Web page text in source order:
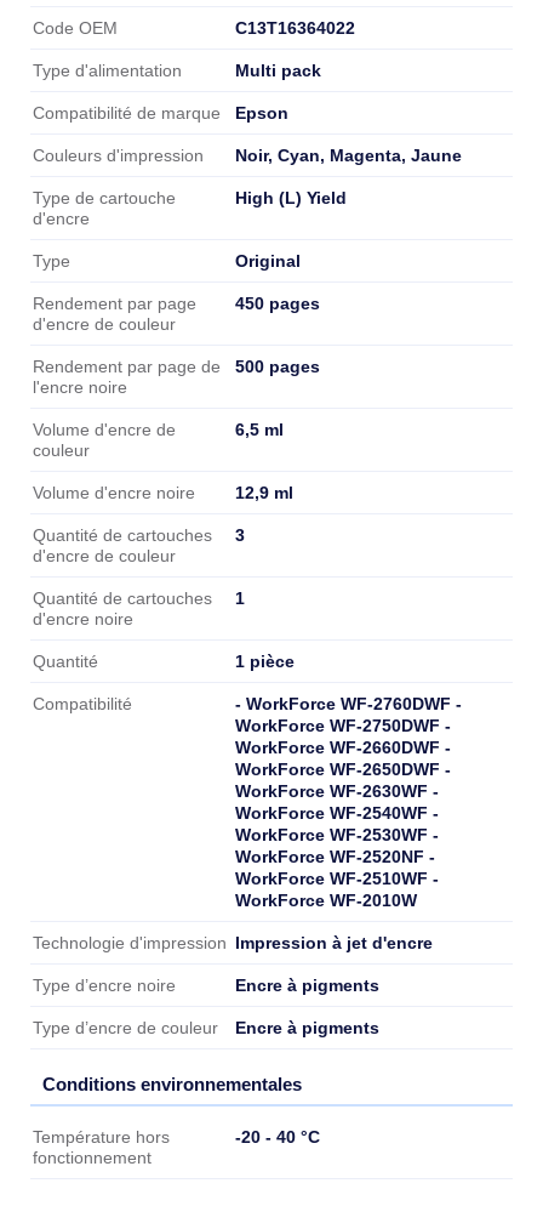
Code OEM C13T16364022
Type d'alimentation Multi pack
Compatibilité de marque Epson
Couleurs d'impression Noir, Cyan, Magenta, Jaune
Type de cartouche
d'encre
High (L) Yield
Type Original
Rendement par page
d'encre de couleur
450 pages
Rendement par page de
l'encre noire
500 pages
Volume d'encre de
couleur
6,5 ml
Volume d'encre noire 12,9 ml
Quantité de cartouches
d'encre de couleur
3
Quantité de cartouches
d'encre noire
1
Quantité 1 pièce
Compatibilité
- WorkForce WF-2760DWF -
WorkForce WF-2750DWF -
WorkForce WF-2660DWF -
WorkForce WF-2650DWF -
WorkForce WF-2630WF -
WorkForce WF-2540WF -
WorkForce WF-2530WF -
WorkForce WF-2520NF -
WorkForce WF-2510WF -
WorkForce WF-2010W
Technologie d'impression Impression à jet d'encre
Type d’encre noire Encre à pigments
Type d’encre de couleur Encre à pigments
Conditions environnementales
Conditions environnementales
Température hors
fonctionnement
-20 - 40 °C